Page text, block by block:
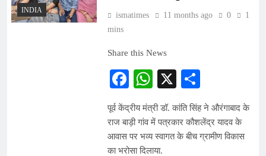
INDIA
ismatimes 11 months ago 0
1
mins
Share this News
Facebook
WhatsApp
X
पूर्व केंद्रीय मंत्री डॉ. कांति सिंह ने औरंगाबाद के
राज बाड़ी गांव में पत्रकार कौशलेंद्र यादव के
आवास पर भव्य स्वागत के बीच ग्रामीण विकास
का भरोसा दिलाया.